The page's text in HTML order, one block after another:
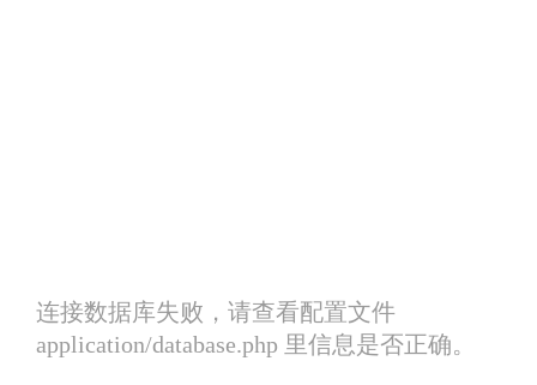
连接数据库失败，请查看配置文件
application/database.php 里信息是否正确。